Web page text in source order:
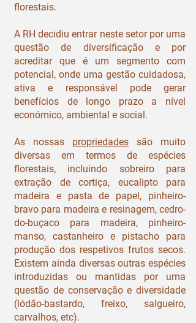
florestais.
A RH decidiu entrar neste setor por uma
questão de diversificação e por
acreditar que é um segmento com
potencial, onde uma gestão cuidadosa,
ativa e responsável pode gerar
benefícios de longo prazo a nível
económico, ambiental e social.
As nossas propriedades
são muito
diversas em termos de espécies
florestais, incluindo sobreiro para
extração de cortiça, eucalipto para
madeira e pasta de papel, pinheiro-
bravo para madeira e resinagem, cedro-
do-buçaco para madeira, pinheiro-
manso, castanheiro e pistacho para
produção dos respetivos frutos secos.
Existem ainda diversas outras espécies
introduzidas ou mantidas por uma
questão de conservação e diversidade
(lódão-bastardo, freixo, salgueiro,
carvalhos, etc).